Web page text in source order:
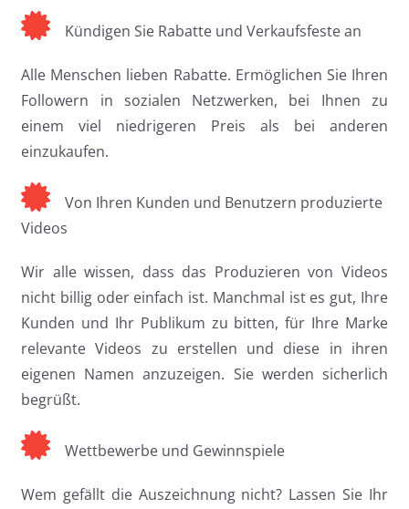
Kündigen Sie Rabatte und Verkaufsfeste an
Alle Menschen lieben Rabatte. Ermöglichen Sie Ihren
Followern in sozialen Netzwerken, bei Ihnen zu
einem viel niedrigeren Preis als bei anderen
einzukaufen.
Von Ihren Kunden und Benutzern produzierte
Videos
Wir alle wissen, dass das Produzieren von Videos
nicht billig oder einfach ist. Manchmal ist es gut, Ihre
Kunden und Ihr Publikum zu bitten, für Ihre Marke
relevante Videos zu erstellen und diese in ihren
eigenen Namen anzuzeigen. Sie werden sicherlich
begrüßt.
Wettbewerbe und Gewinnspiele
Wem gefällt die Auszeichnung nicht? Lassen Sie Ihr